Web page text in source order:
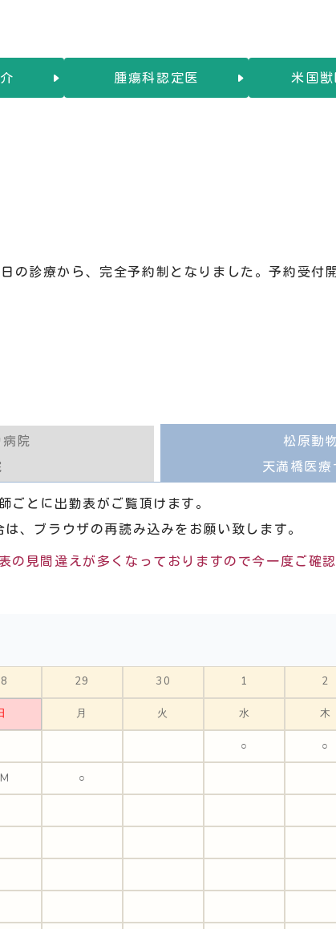
腫瘍科認定医 米国
の診療から、完全予約制となりました。予約受付
院
松原動
天満橋医療
ごとに出勤表がご覧頂けます。
、ブラウザの再読み込みをお願い致します。
の見間違えが多くなっておりますので今一度ご確
29 30 1 2
月 火 水 木
○ ○
○